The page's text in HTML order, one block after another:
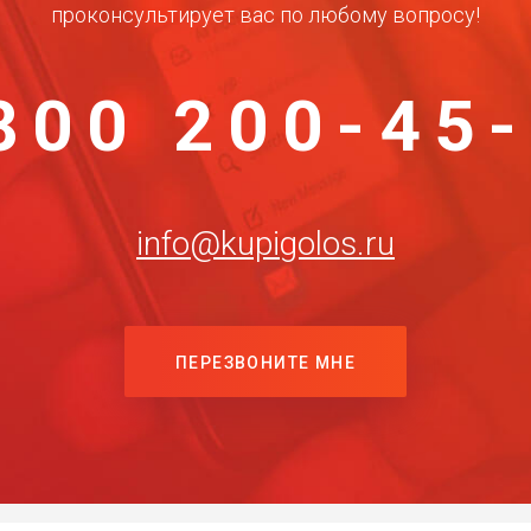
проконсультирует вас по любому вопросу!
200-
info@kupigolos.ru
ПЕРЕЗВОНИТЕ МНЕ